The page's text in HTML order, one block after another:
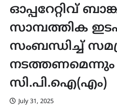
ഓപ്പറേറ്റിവ്
സാമ്പത്തിക
സംബന്ധിച്ച്
നടത്തണമെന്നും
സി.പി.ഐ(എം)
July 31, 2025